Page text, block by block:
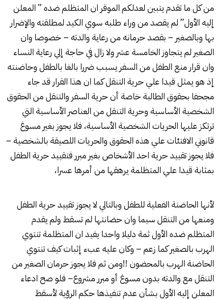
من كل ما تقدم يتبين لعدلكم الموقر ان المتظلم ضده ” المعلن
إليه الأول” لم يقصد من وراء طلبه سوي الكيد لمطلقته والإضرار
بها وبالصغير – بقصد حرمانه من رعاية والدته – خصوصا وان
الصغير لم يتجاوز الخامسة عشر ولا زال في حاجة إلي رعاية النساء
وان قرار منع الطفل من السفر يسبب ضررا بالغا بالطفل وحاضنته
إذ هو يمثل قيدا علي حرية التنقل كما ان هذا القرار قد جاء
مجحفا بحقوق الطالبة خاصة أن حرية السفر والتنقل من الحقوق
الشخصية اﻷساسية وحرية التنقل من العناصر اﻷساسية التي
ترتكز عليها ‏الحريات الشخصية اﻷساسية، فلا يجوز بغير مسوغ
قانوني الافتئات علي هذه الحقوق والحريات اللصيقة بالشخصية –
فلا يجوز تقييد حرية احد الأشخاص بغير مبرر فتقييد حرية الطفل
بمثابة قيدا علي المتظلمة يرهقها من أمرها عسرا،
لأنها الحاضنة الفعلية للطفل وبالتالي لا يجوز تقييد حرية الطفل
ومنعها من التنقل سيما وان حضانتها لم تسقط ولم يقدم
المتظلم ضده الأول ثمة دليلا واحدا يفيد ان المتظلمة تنتوي
الهرب بالصغير كما زعم – وكان عليه عبء إثبات كيف تنتوي
الحاضنة الهرب بالمحضون !!ومن ثم فلا يجوز حرمان الصغير من
التنقل مع والدته بدون مسوغ أو مبرر مشروع– فلو صح ادعاء
المعلن إليه الأول بشأن عدم تنفيذها حكم الرؤية لأسقط